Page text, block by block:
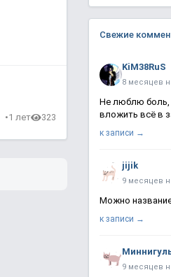
1 лет 323
Свежие
KiM38RuS
8 месяцев
Не люблю боль,
вложить всё в
к записи →
jijik
9 месяцев
Можно
к записи →
9 месяцев